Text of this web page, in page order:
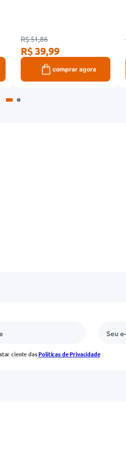
R$ 51,86
R$ 39,99
comprar agora
ciente dasPolíticas de Privacidade